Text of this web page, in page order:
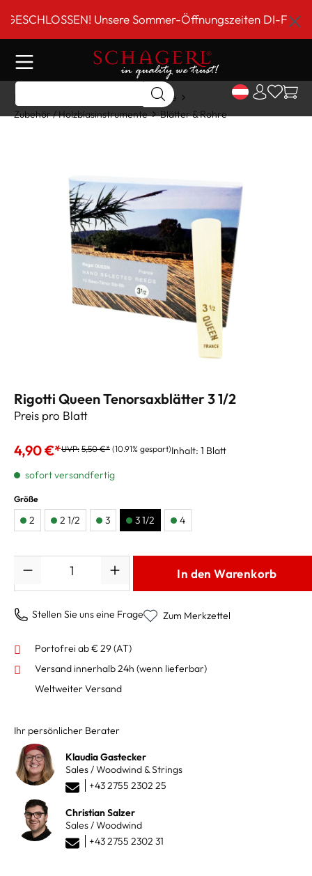
springenUnsere Sommer-Öffnungszeiten DI-FR 9
Home
Holzblasinstrumente
Zubehör / Holzblasinstrumente
Blätter & Rohre
Rigotti Queen Tenorsaxblätter 3 1/2
Preis pro Blatt
4,90 €*UVP: 5,50 €* (10.91% gespart)Inhalt: 1 Blatt
sofort versandfertig
Größe
2 2 1/2 3 3 1/2 4
In den Warenkorb
Stellen Sie uns eine Frage Zum Merkzettel
Portofrei ab € 29 (AT)
Versand innerhalb 24h (wenn lieferbar)
Weltweiter Versand
Ihr persönlicher Berater
Klaudia Gastecker
Sales / Woodwind & Strings
+43 2755 2302 25
Christian Salzer
Sales / Woodwind
+43 2755 2302 31